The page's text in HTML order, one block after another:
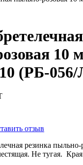
10
(РБ-
отзыв
резинка пыльно-
Не тугая.